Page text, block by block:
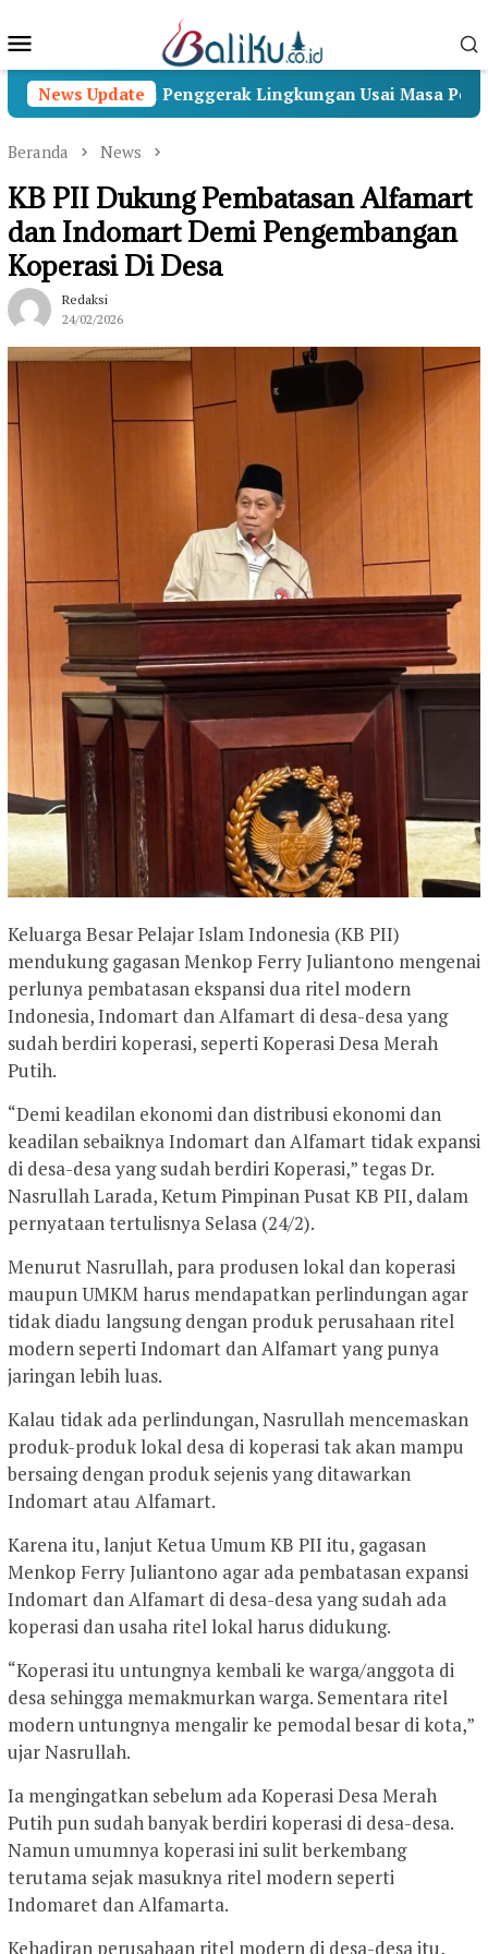
ke
Mobile
News Update
Menjadi Penggerak Lingkungan Usai Masa Pengabdian
Beranda News
KB PII Dukung Pembatasan Alfamart
dan Indomart Demi Pengembangan
Koperasi Di Desa
Redaksi
24/02/2026
Keluarga Besar Pelajar Islam Indonesia (KB PII)
mendukung gagasan Menkop Ferry Juliantono mengenai
perlunya pembatasan ekspansi dua ritel modern
Indonesia, Indomart dan Alfamart di desa-desa yang
sudah berdiri koperasi, seperti Koperasi Desa Merah
Putih.
“Demi keadilan ekonomi dan distribusi ekonomi dan
keadilan sebaiknya Indomart dan Alfamart tidak expansi
di desa-desa yang sudah berdiri Koperasi,” tegas Dr.
Nasrullah Larada, Ketum Pimpinan Pusat KB PII, dalam
pernyataan tertulisnya Selasa (24/2).
Menurut Nasrullah, para produsen lokal dan koperasi
maupun UMKM harus mendapatkan perlindungan agar
tidak diadu langsung dengan produk perusahaan ritel
modern seperti Indomart dan Alfamart yang punya
jaringan lebih luas.
Kalau tidak ada perlindungan, Nasrullah mencemaskan
produk-produk lokal desa di koperasi tak akan mampu
bersaing dengan produk sejenis yang ditawarkan
Indomart atau Alfamart.
Karena itu, lanjut Ketua Umum KB PII itu, gagasan
Menkop Ferry Juliantono agar ada pembatasan expansi
Indomart dan Alfamart di desa-desa yang sudah ada
koperasi dan usaha ritel lokal harus didukung.
“Koperasi itu untungnya kembali ke warga/anggota di
desa sehingga memakmurkan warga. Sementara ritel
modern untungnya mengalir ke pemodal besar di kota,”
ujar Nasrullah.
Ia mengingatkan sebelum ada Koperasi Desa Merah
Putih pun sudah banyak berdiri koperasi di desa-desa.
Namun umumnya koperasi ini sulit berkembang
terutama sejak masuknya ritel modern seperti
Indomaret dan Alfamarta.
Kehadiran perusahaan ritel modern di desa-desa itu,